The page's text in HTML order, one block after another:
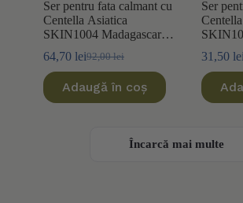
Ser pentru fata calmant cu
Centella Asiatica
SKIN1004 Madagascar
92,00lei
Prețul
a
fost:
64,70 leiPrețul
este:
64,70 lei.
Adaugă în coș
Ser
31,50 lei
Încarcă mai multe